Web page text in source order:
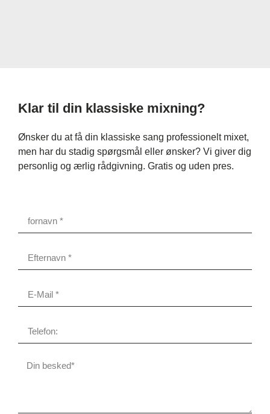
Klar til din klassiske mixning?
Ønsker du at få din klassiske sang professionelt mixet,
men har du stadig spørgsmål eller ønsker? Vi giver dig
personlig og ærlig rådgivning. Gratis og uden pres.